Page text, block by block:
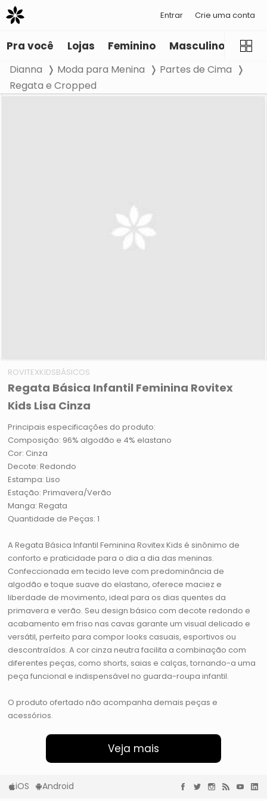
Entrar Crie uma conta
Pra você Lojas Feminino Masculino
Dianna Moda para Menina
Partes de Cima
Regata e Cropped
ROVITEXKIDSBÁSICOS
Regata Básica Infantil Feminina Rovitex
Kids Lisa Cinza
Principais especificações do produto:
Composição: 96% algodão e 4% elastano
Cor: Cinza
Decote: Redondo
Estampa: Liso
Estação: Primavera/Verão
Manga: Regata
Quantidade de Peças: 1
A Regata Básica Infantil Feminina Rovitex Kids é sinônimo de
conforto e praticidade para o dia a dia das meninas.
Confeccionada em tecido leve com predominância de
algodão e toque suave do elastano, oferece maciez e
liberdade de movimento, ideal para os dias quentes da
primavera e verão. Seu design básico com decote redondo e
acabamento em friso nas cavas garante um visual delicado e
versátil, perfeito para compor looks casuais, esportivos ou
descontraídos. A cor cinza neutra facilita a combinação com
diferentes peças, como shorts, saias e calças, tornando-a uma
peça funcional e indispensável no guarda-roupa infantil.
O produto ofertado não acompanha demais peças e
acessórios.
Veja mais
iOS Android